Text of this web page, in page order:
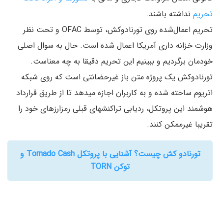
تحریم نداشته باشند.
تحریم اعمال‌شده روی تورنادوکش، توسط OFAC و تحت نظر
وزارت خزانه داری آمریکا اعمال شده است. حال به سوال اصلی
خودمان برگردیم و ببینیم این تحریم دقیقا به چه معناست.
تورنادوکش یک پروژه متن باز غیرحضانتی است که روی شبکه
اتریوم ساخته شده و به کاربران اجازه میدهد تا از طریق قرارداد
هوشمند این پروتکل، ردیابی تراکنشهای قبلی رمزارزهای خود را
تقریبا غیرممکن کنند.
تورنادو کش چیست؟ آشنایی با پروتکل Tornado Cash و
توکن TORN